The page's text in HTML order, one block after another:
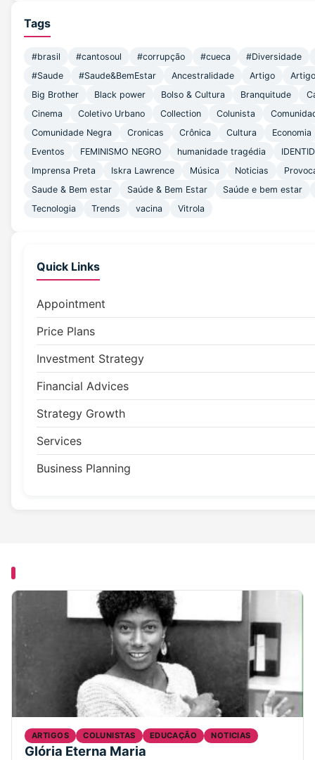
Tags
#brasil #cantosoul #corrupção #cueca
#Diversidade
#Saude
#Saude&BemEstar Ancestralidade Artigo
Big Brother
Black power Bolso & Cultura Branquitude
Cinema
Coletivo Urbano Collection Colunista
Comunidade Negra
Cronicas Crônica Cultura
Economia
Eventos
FEMINISMO NEGRO humanidade tragédia
Imprensa Preta
Iskra Lawrence Música Noticias
Saude & Bem estar
Saúde & Bem Estar
Saúde e bem estar
Tecnologia
Trends vacina Vitrola
Quick Links
Appointment
Price Plans
Investment Strategy
Financial Advices
Strategy Growth
Services
Business Planning
ARTIGOS COLUNISTAS EDUCAÇÃO NOTICIAS
Glória Eterna Maria